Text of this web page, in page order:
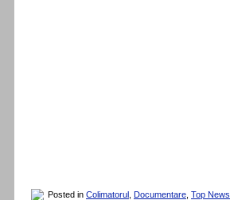
Posted in Colimatorul Documentare Top News